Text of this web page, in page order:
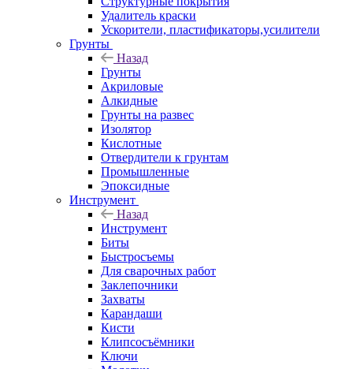
Удалитель краски
Ускорители, пластификаторы,усилители
Грунты
Назад
Грунты
Акриловые
Алкидные
Грунты на развес
Изолятор
Кислотные
Отвердители к грунтам
Промышленные
Эпоксидные
Инструмент
Назад
Инструмент
Биты
Быстросъемы
Для сварочных работ
Заклепочники
Захваты
Карандаши
Кисти
Клипсосъёмники
Ключи